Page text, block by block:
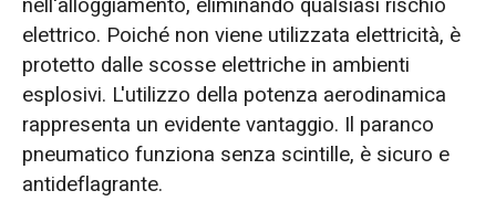
elettrico. Poiché non viene utilizzata elettricità, è
protetto dalle scosse elettriche in ambienti
esplosivi. L'utilizzo della potenza aerodinamica
rappresenta un evidente vantaggio. Il paranco
pneumatico funziona senza scintille, è sicuro e
antideflagrante.